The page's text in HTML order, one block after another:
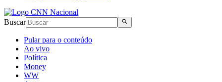
Buscar
Pular para o conteúdo
Ao vivo
Política
Money
WW